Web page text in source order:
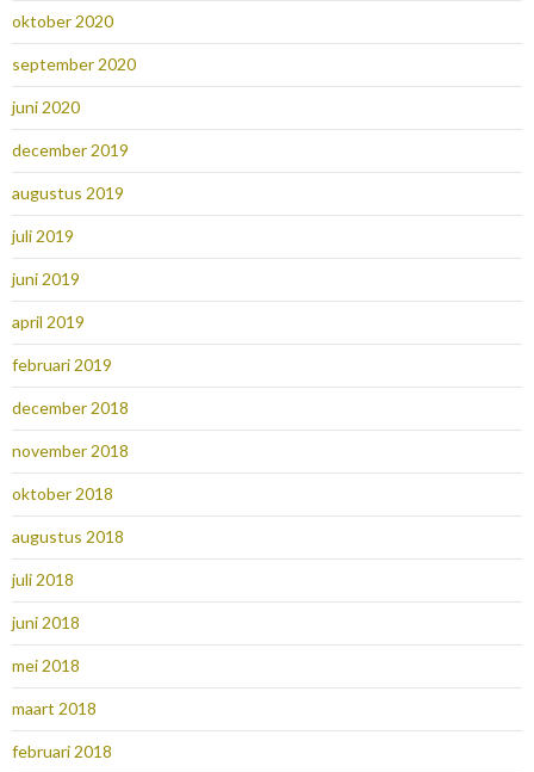
oktober 2020
september 2020
juni 2020
december 2019
augustus 2019
juli 2019
juni 2019
april 2019
februari 2019
december 2018
november 2018
oktober 2018
augustus 2018
juli 2018
juni 2018
mei 2018
maart 2018
februari 2018